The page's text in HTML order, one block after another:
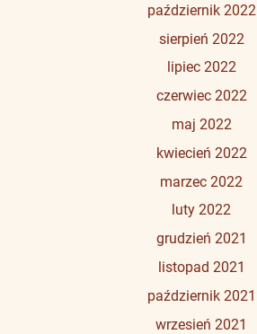
październik 2022
sierpień 2022
lipiec 2022
czerwiec 2022
maj 2022
kwiecień 2022
marzec 2022
luty 2022
grudzień 2021
listopad 2021
październik 2021
wrzesień 2021